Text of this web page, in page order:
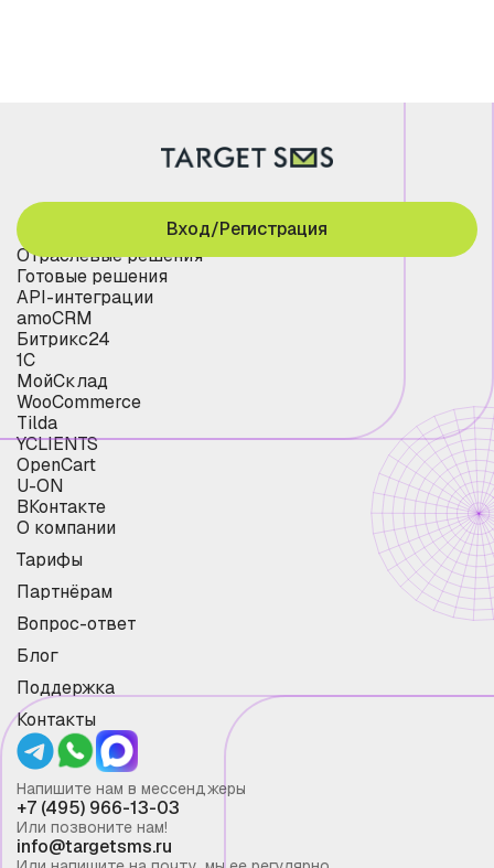
Отраслевые решения
Готовые решения
API-интеграции
amoCRM
Битрикс24
1С
МойСклад
WooCommerce
Tilda
YCLIENTS
OpenCart
U-ON
ВКонтакте
О компании
Тарифы
Партнёрам
Вопрос-ответ
Блог
Поддержка
Контакты
Вход/Регистрация
Напишите нам в мессенджеры
+7 (495) 966-13-03
Или позвоните нам!
info@targetsms.ru